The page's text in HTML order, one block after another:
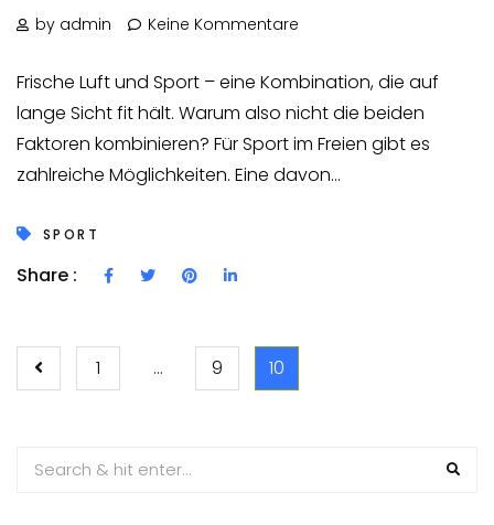
by admin Keine Kommentare
Frische Luft und Sport – eine Kombination, die auf
lange Sicht fit hält. Warum also nicht die beiden
Faktoren kombinieren? Für Sport im Freien gibt es
zahlreiche Möglichkeiten. Eine davon...
SPORT
Share :
BEITRÄGE
1 … 9 10